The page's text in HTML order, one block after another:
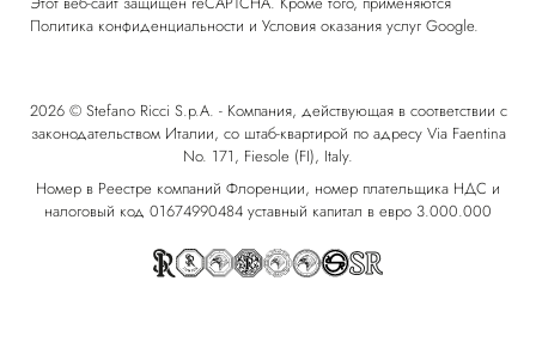
Политика конфиденциальности и Условия оказания услуг Google.
2026 © Stefano Ricci S.p.A. - Компания, действующая в соответствии с
законодательством Италии, со штаб-квартирой по адресу Via Faentina
No. 171, Fiesole (FI), Italy.
Номер в Реестре компаний Флоренции, номер плательщика НДС и
налоговый код 01674990484 уставный капитал в евро 3.000.000